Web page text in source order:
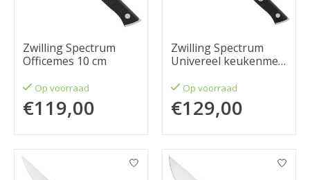
Zwilling Spectrum
Officemes 10 cm
Op voorraad
€119,00
Zwilling Spectrum
Univereel keukenmes
Op voorraad
€129,00